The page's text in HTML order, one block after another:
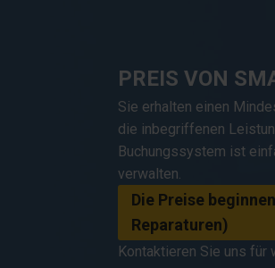
PREIS VON
Sie erhalten einen
die inbegriffenen
Buchungssystem ist
verwalten.
Die Preise
Reparaturen)
Kontaktieren Sie uns für